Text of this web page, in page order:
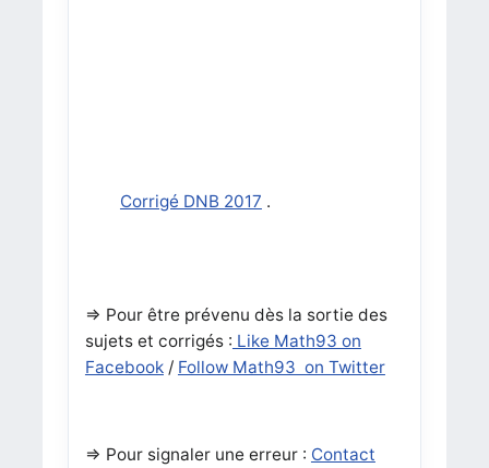
Corrigé DNB 2017 .
=> Pour être prévenu dès la sortie des
sujets et corrigés : Like Math93 on
Facebook/ Follow Math93 on Twitter
=> Pour signaler une erreur : Contact